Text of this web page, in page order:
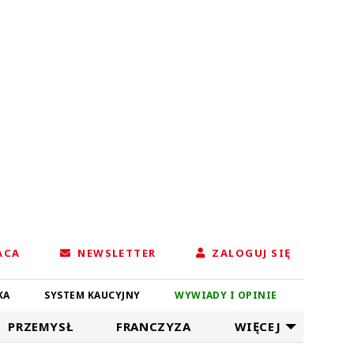
NEWSLETTER ZALOGUJ SIĘ
SYSTEM KAUCYJNY WYWIADY I OPINIE
PRZEMYSŁ FRANCZYZA WIĘCEJ